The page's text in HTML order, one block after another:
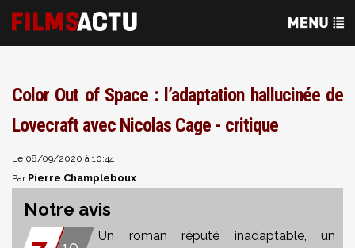
Color Out of Space : l’adaptation hallucinée de
Lovecraft avec Nicolas Cage - critique
Le 08/09/2020 à 10:44
Par Pierre Champleboux
Notre avis
Un roman réputé inadaptable, un